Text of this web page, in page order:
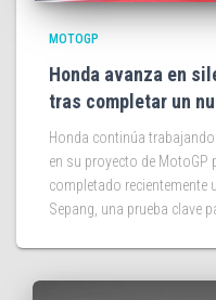
MOTOGP
Honda avanza en
tras completar un
Honda continúa
en su proyecto de MotoGP
completado recientemente
Sepang, una prueba clave